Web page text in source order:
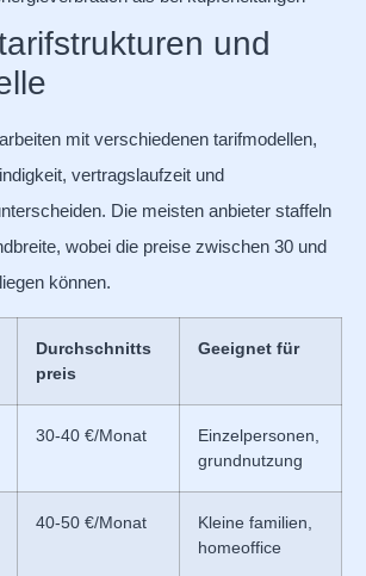
und
mit verschiedenen tarifmodellen,
vertragslaufzeit und
Die meisten anbieter staffeln
wobei die preise zwischen 30 und
können.
Durchschnitts
preis
Geeignet für
30-40 €/Monat
Einzelpersonen,
grundnutzung
40-50 €/Monat
Kleine familien,
homeoffice